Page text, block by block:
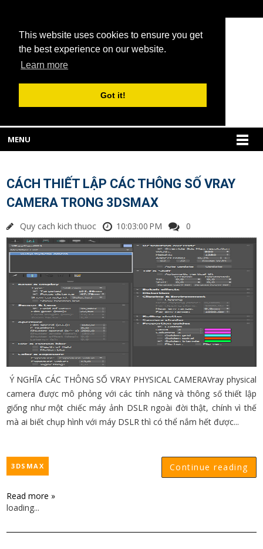
This website uses cookies to ensure you get
the best experience on our website.
Learn more
Got it!
MENU
CÁCH THIẾT LẬP CÁC THÔNG SỐ VRAY
CAMERA TRONG 3DSMAX
Quy cach kich thuoc 10:03:00 PM 0
Ý NGHĨA CÁC THÔNG SỐ VRAY PHYSICAL CAMERAVray physical
camera được mô phỏng với các tính năng và thông số thiết lập
giống như một chiếc máy ảnh DSLR ngoài đời thật, chính vì thế
mà ai biết chụp hình với máy DSLR thì có thể nắm hết được...
Continue reading
3DSMAX
Read more »
loading...